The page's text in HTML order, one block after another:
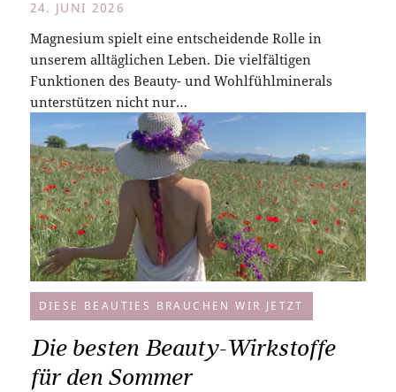
24. JUNI 2026
Magnesium spielt eine entscheidende Rolle in
unserem alltäglichen Leben. Die vielfältigen
Funktionen des Beauty- und Wohlfühlminerals
unterstützen nicht nur…
DIESE BEAUTIES BRAUCHEN WIR JETZT
Die besten Beauty-Wirkstoffe
für den Sommer